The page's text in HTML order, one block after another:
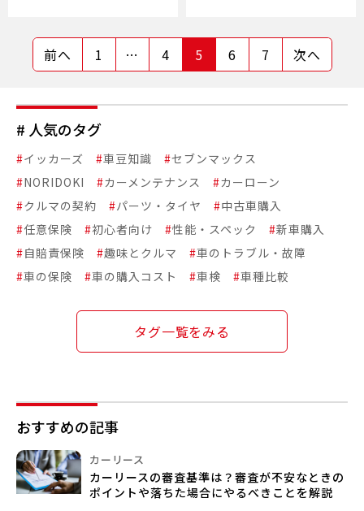
前へ 1 … 4 5 6 7 次へ
# 人気のタグ
#イッカーズ #車豆知識 #セブンマックス
#NORIDOKI #カーメンテナンス #カーローン
#クルマの契約 #パーツ・タイヤ #中古車購入
#任意保険 #初心者向け #性能・スペック #新車購入
#自賠責保険 #趣味とクルマ #車のトラブル・故障
#車の保険 #車の購入コスト #車検 #車種比較
タグ一覧をみる
おすすめの記事
カーリース
カーリースの審査基準は？審査が不安なときの
ポイントや落ちた場合にやるべきことを解説